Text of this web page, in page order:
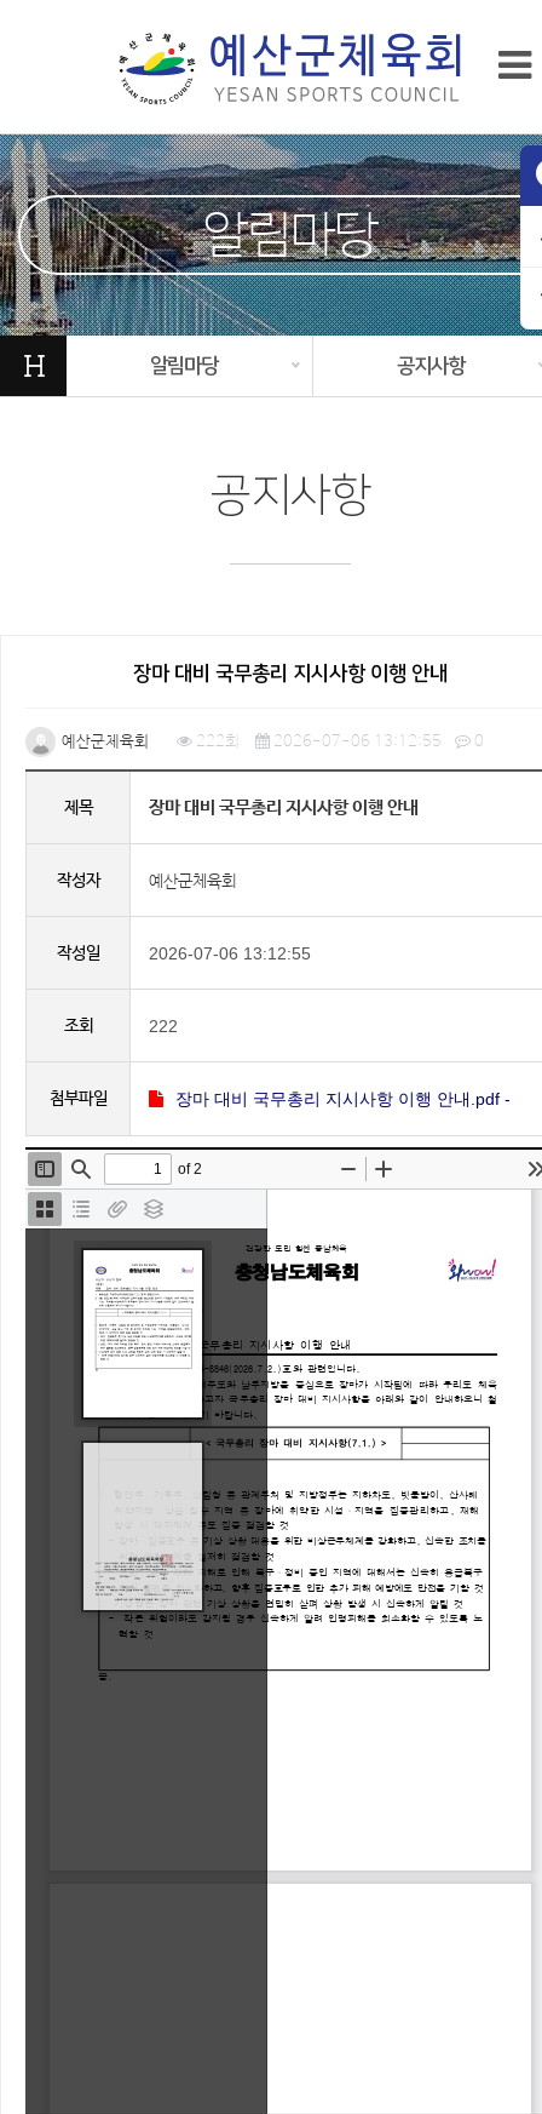
알림마당
H 알림마당 공지사항
공지사항
장마 대비 국무총리 지시사항 이행 안내
예산군체육회 222회 2026-07-06 13:12:55 0
제목 장마 대비 국무총리 지시사항 이행 안내
작성자 예산군체육회
작성일 2026-07-06 13:12:55
조회 222
첨부파일 장마 대비 국무총리 지시사항 이행 안내.pdf -
(471.7K)